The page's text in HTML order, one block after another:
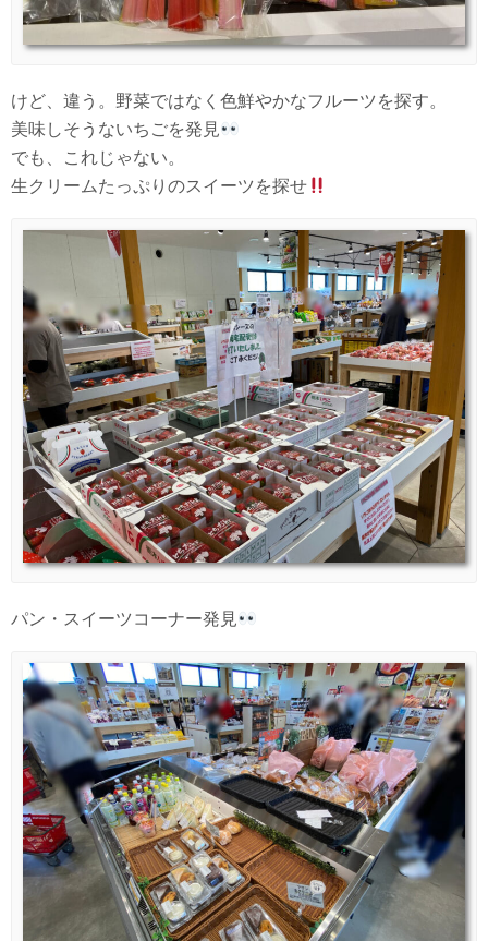
けど、違う。野菜ではなく色鮮やかなフルーツを探す。
美味しそうないちごを発見
でも、これじゃない。
生クリームたっぷりのスイーツを探せ
パン・スイーツコーナー発見